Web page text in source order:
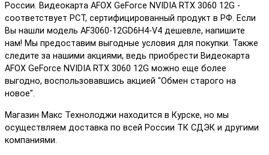
России. Видеокарта AFOX GeForce NVIDIA RTX 3060 12G -
соответствует РСТ, сертифицированный продукт в РФ. Если
Вы нашли модель AF3060-12GD6H4-V4 дешевле, напишите
нам! Мы предоставим выгодные условия для покупки. Также
следите за нашими акциями, ведь приобрести Видеокарта
AFOX GeForce NVIDIA RTX 3060 12G можно еще более
выгодно, воспользовавшись акцией "Обмен старого на
новое".
Магазин Макс Технолоджи находится в Курске, но мы
осуществляем доставка по всей России ТК СДЭК и другими
компаниями.